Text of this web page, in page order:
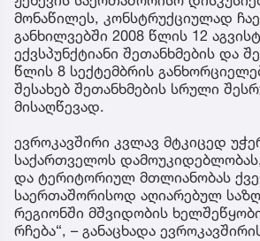
მონაწილეს, კონსტრუქციულად
განხილვებში 2008 წლის 12
ექვსპუნქტიანი შეთანხმების და
წლის 8 სექტემბრის
შესახებ შეთანხმების სრული
მისაღწევად.
ევროკავშირი კვლავ მტკიცედ
საქართველოს
და ტერიტორიულ მთლიანობას
საერთაშორისოდ აღიარებულ
რეგიონში მშვიდობის
რჩება“, – განაცხადა